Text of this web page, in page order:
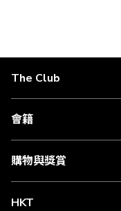
The Club
關於 The Club
合作夥伴
媒體中心
會籍
會籍及專屬禮遇
賺取積分
購物與獎賞
物流與配送
Club Shopping 商品領取站
HKT